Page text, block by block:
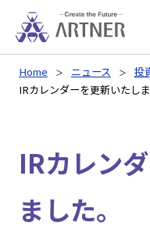
Home ニュース
投
IRカレンダーを更新いたしま
IRカレン
ました。